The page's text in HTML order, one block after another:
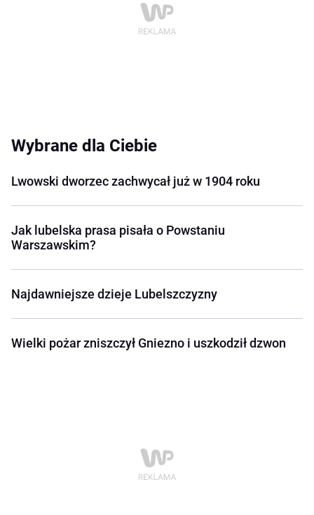
Wybrane dla Ciebie
Lwowski dworzec zachwycał już w 1904 roku
Jak lubelska prasa pisała o Powstaniu
Warszawskim?
Najdawniejsze dzieje Lubelszczyzny
Wielki pożar zniszczył Gniezno i uszkodził dzwon